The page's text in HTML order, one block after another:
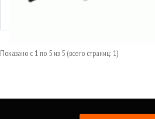
Показано с 1 по 5 из 5 (всего страниц: 1)